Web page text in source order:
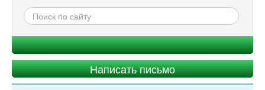
Написать письмо